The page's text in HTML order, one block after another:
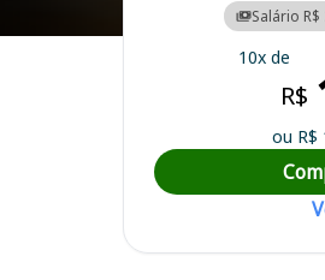
Curso Preparatório para o Concurso
Salário
10x de
R$
ou R$